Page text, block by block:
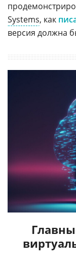
Systems, как
версия должна